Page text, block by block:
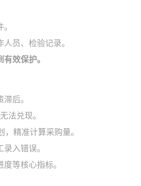
员、检验记录。
效保护。
后。
法兑现。
精准计算采购量。
入错误。
等核心指标。